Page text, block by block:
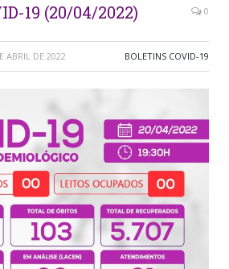
19 (20/04/2022) 0
ABRIL DE 2022 BOLETINS COVID-19